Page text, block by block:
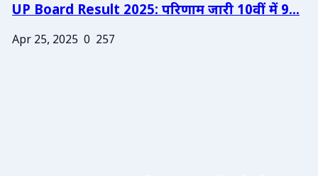
UP Board Result 2025: परिणाम जारी 10वीं में 9...
Apr 25, 2025 0 257